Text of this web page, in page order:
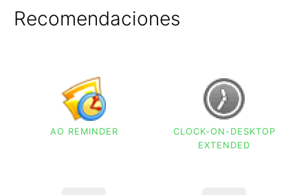
Recomendaciones
AO REMINDER
CLOCK-ON-DESKTOP
EXTENDED